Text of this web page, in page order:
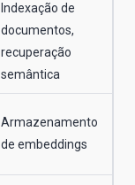
Indexação de
documentos,
recuperação
semântica
Armazenamento
de embeddings